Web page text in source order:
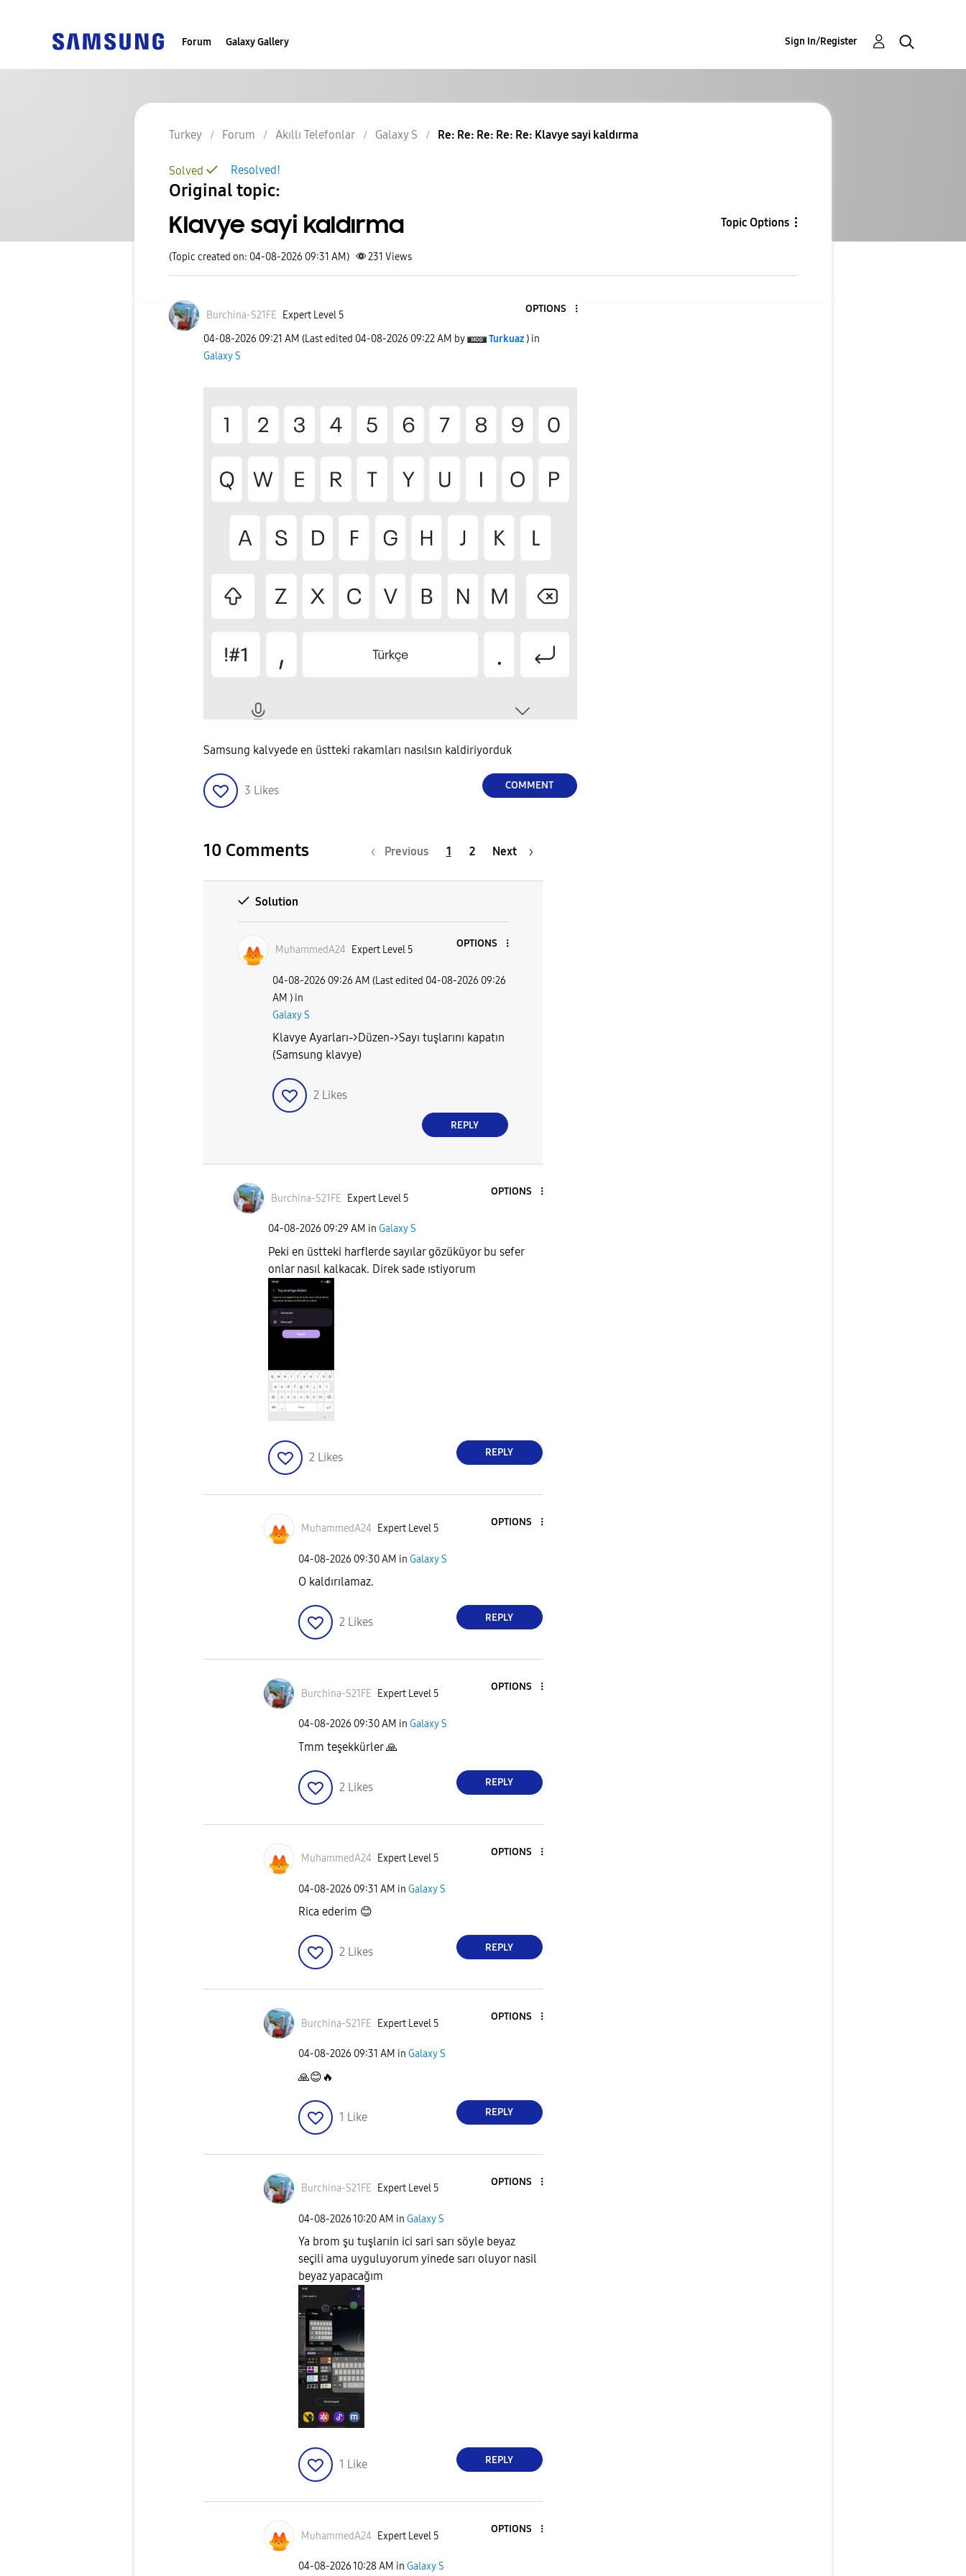
Forum Galaxy Gallery Sign In/Register
Turkey Forum Akıllı Telefonlar Galaxy S Re: Re: Re: Re: Re: Klavye sayi kaldırma
Resolved!
Solved
Original topic:
Klavye sayi kaldırma Topic Options
(Topic created on: 04-08-2026 09:31 AM) 231 Views
Burchina-S21FE Expert Level 5
OPTIONS
‎04-08-2026 09:21 AM (Last edited ‎04-08-2026 09:22 AM by Turkuaz ) in
Galaxy S
Samsung kalvyede en üstteki rakamları nasılsın kaldiriyorduk
3 Likes COMMENT
10 Comments Previous 1 2 Next
Solution
MuhammedA24 Expert Level 5
OPTIONS
‎04-08-2026 09:26 AM (Last edited ‎04-08-2026 09:26
AM ) in
Galaxy S
Klavye Ayarları->Düzen->Sayı tuşlarını kapatın
(Samsung klavye)
2 Likes
REPLY
Burchina-S21FE Expert Level 5
OPTIONS
‎04-08-2026 09:29 AM in Galaxy S
Peki en üstteki harflerde sayılar gözüküyor bu sefer
onlar nasıl kalkacak. Direk sade ıstiyorum
2 Likes REPLY
MuhammedA24 Expert Level 5
OPTIONS
‎04-08-2026 09:30 AM in Galaxy S
O kaldırılamaz.
2 Likes REPLY
Burchina-S21FE Expert Level 5
OPTIONS
‎04-08-2026 09:30 AM in Galaxy S
Tmm teşekkürler🙏
2 Likes REPLY
MuhammedA24 Expert Level 5
OPTIONS
‎04-08-2026 09:31 AM in Galaxy S
Rica ederim 😊
2 Likes REPLY
Burchina-S21FE Expert Level 5
OPTIONS
‎04-08-2026 09:31 AM in Galaxy S
🙏😊 🔥
1 Like REPLY
Burchina-S21FE Expert Level 5
OPTIONS
‎04-08-202610:20 AM in Galaxy S
Ya brom şu tuşlarıin ici sari sarı söyle beyaz
seçili ama uyguluyorum yinede sarı oluyor nasil
beyaz yapacağım
1 Like REPLY
MuhammedA24 Expert Level 5
OPTIONS
‎04-08-202610:28 AM in Galaxy S